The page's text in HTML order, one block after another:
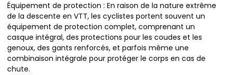
Équipement de protection : En raison de la nature extrême
de la descente en VTT, les cyclistes portent souvent un
équipement de protection complet, comprenant un
casque intégral, des protections pour les coudes et les
genoux, des gants renforcés, et parfois même une
combinaison intégrale pour protéger le corps en cas de
chute.